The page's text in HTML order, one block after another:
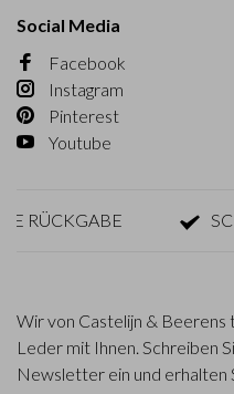
Social Media
Facebook
Instagram
Pinterest
Youtube
Wir von Castelijn & Beerens
Leder mit Ihnen. Schreiben
Newsletter ein und erhalten